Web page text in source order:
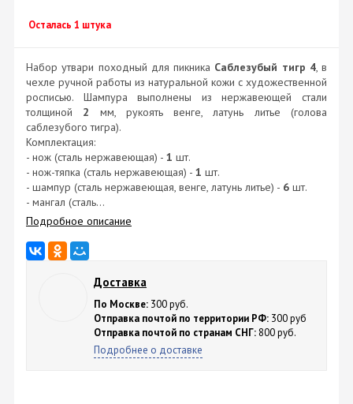
Осталась 1 штука
Набор утвари походный для пикника Саблезубый тигр 4, в
чехле ручной работы из натуральной кожи с художественной
росписью. Шампура выполнены из нержавеющей стали
толщиной 2 мм, рукоять венге, латунь литье (голова
саблезубого тигра).
Комплектация:
- нож (сталь нержавеющая) - 1 шт.
- нож-тяпка (сталь нержавеющая) - 1 шт.
- шампур (сталь нержавеющая, венге, латунь литье) - 6 шт.
- мангал (сталь...
Подробное описание
Доставка
По Москве: 300 руб.
Отправка почтой по территории РФ: 300 руб
Отправка почтой по странам СНГ: 800 руб.
Подробнее о доставке